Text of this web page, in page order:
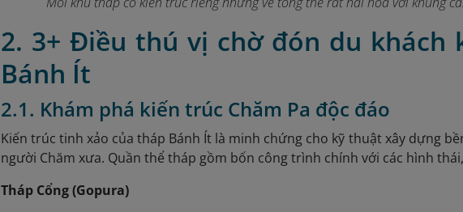
2. 3+ Điều thú vị chờ đón du
Bánh Ít
2.1. Khám phá kiến trúc Chăm Pa độc đáo
Kiến trúc tinh xảo của tháp Bánh Ít là minh chứng cho kỹ thuật xây dựng
người Chăm xưa. Quần thể tháp gồm bốn công trình chính với các hình
Tháp Cổng (Gopura)